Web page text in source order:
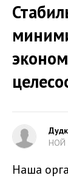
НОЙ
Наша